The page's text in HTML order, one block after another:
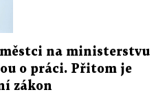
na ministerstvu
o práci. Přitom je
zákon